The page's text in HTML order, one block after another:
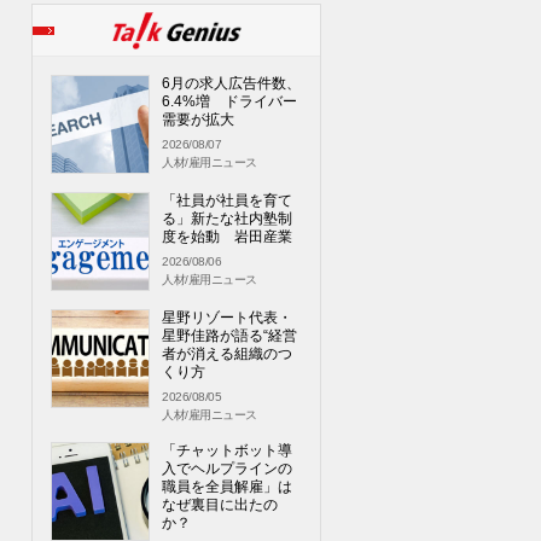
6月の求人広告件数、
6.4%増 ドライバー
需要が拡大
2026/08/07
人材/雇用ニュース
「社員が社員を育て
る」新たな社内塾制
度を始動 岩田産業
2026/08/06
人材/雇用ニュース
星野リゾート代表・
星野佳路が語る“経営
者が消える組織のつ
くり方
2026/08/05
人材/雇用ニュース
「チャットボット導
入でヘルプラインの
職員を全員解雇」は
なぜ裏目に出たの
か？